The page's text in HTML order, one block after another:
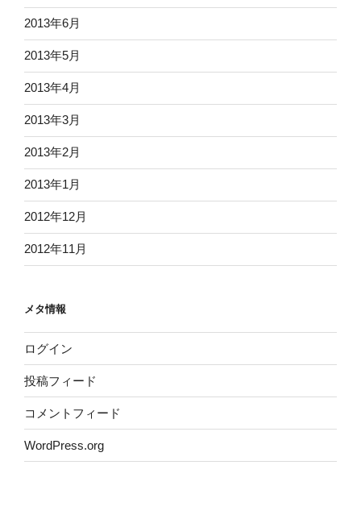
2013年6月
2013年5月
2013年4月
2013年3月
2013年2月
2013年1月
2012年12月
2012年11月
メタ情報
ログイン
投稿フィード
コメントフィード
WordPress.org